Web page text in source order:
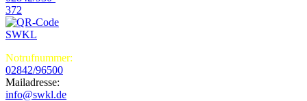
372
Notrufnummer:
02842/96500
Mailadresse:
info@swkl.de